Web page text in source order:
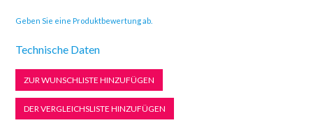
Geben Sie eine Produktbewertung ab.
Technische Daten